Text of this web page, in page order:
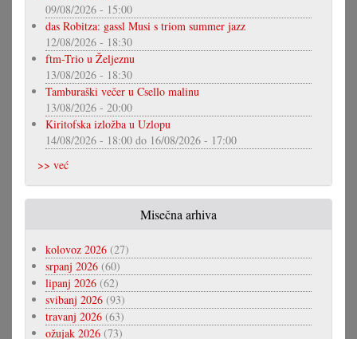
09/08/2026 - 15:00
das Robitza: gassl Musi s triom summer jazz
12/08/2026 - 18:30
ftm-Trio u Željeznu
13/08/2026 - 18:30
Tamburaški večer u Csello malinu
13/08/2026 - 20:00
Kiritofska izložba u Uzlopu
14/08/2026 - 18:00 do 16/08/2026 - 17:00
>> već
Misečna arhiva
kolovoz 2026 (27)
srpanj 2026 (60)
lipanj 2026 (62)
svibanj 2026 (93)
travanj 2026 (63)
ožujak 2026 (73)